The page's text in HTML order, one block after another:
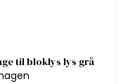
til bloklys lys grå